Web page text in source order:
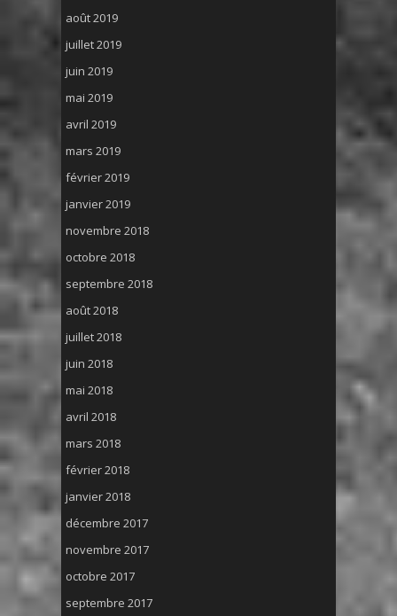
août 2019
juillet 2019
juin 2019
mai 2019
avril 2019
mars 2019
février 2019
janvier 2019
novembre 2018
octobre 2018
septembre 2018
août 2018
juillet 2018
juin 2018
mai 2018
avril 2018
mars 2018
février 2018
janvier 2018
décembre 2017
novembre 2017
octobre 2017
septembre 2017